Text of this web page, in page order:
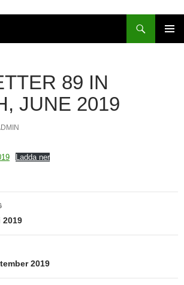
89 IN
JUNE 2019
Ladda ner
2019
2019